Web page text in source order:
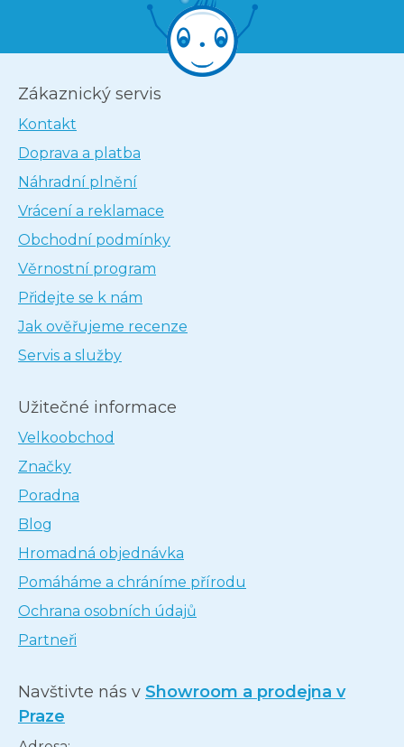
Zákaznický servis
Kontakt
Doprava a platba
Náhradní plnění
Vrácení a reklamace
Obchodní podmínky
Věrnostní program
Přidejte se k nám
Jak ověřujeme recenze
Servis a služby
Užitečné informace
Velkoobchod
Značky
Poradna
Blog
Hromadná objednávka
Pomáháme a chráníme přírodu
Ochrana osobních údajů
Partneři
Navštivte nás v Showroom a prodejna v
Praze